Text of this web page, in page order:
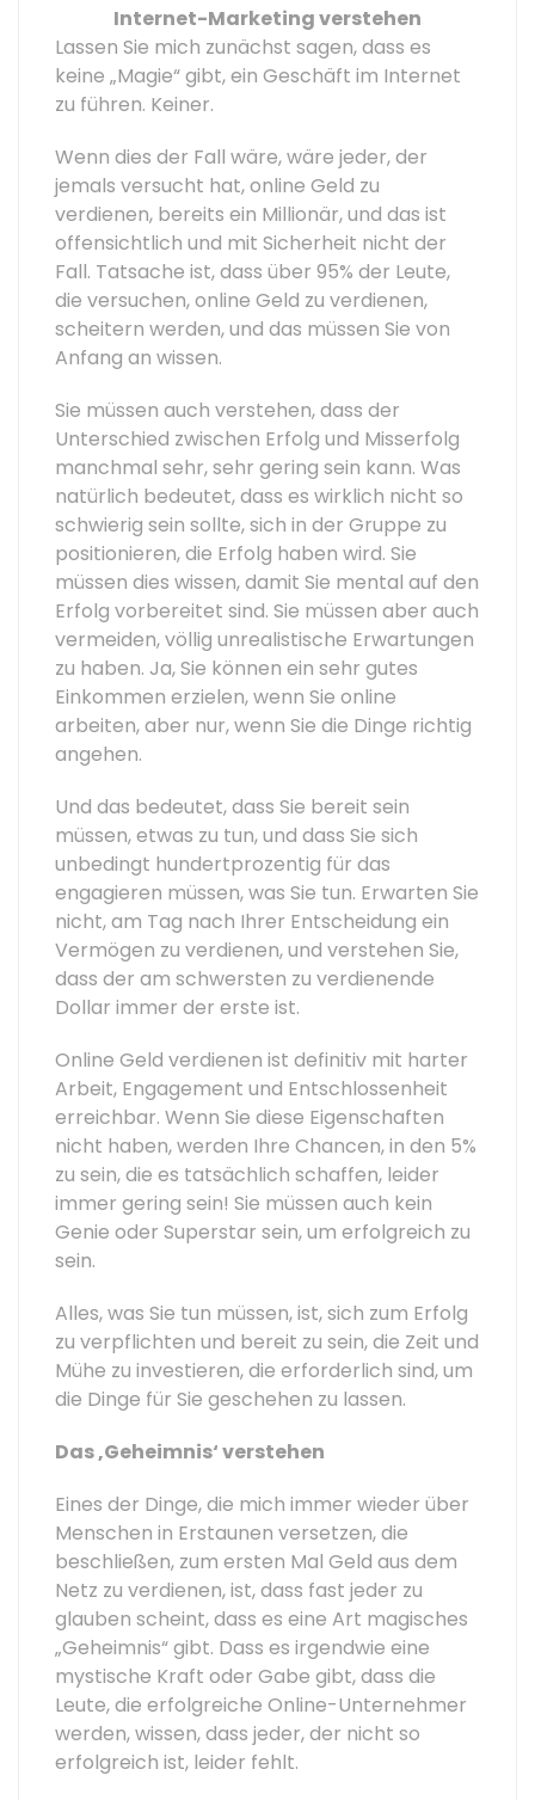
Internet-Marketing verstehen
Lassen Sie mich zunächst sagen, dass es
keine „Magie“ gibt, ein Geschäft im Internet
zu führen. Keiner.
Wenn dies der Fall wäre, wäre jeder, der
jemals versucht hat, online Geld zu
verdienen, bereits ein Millionär, und das ist
offensichtlich und mit Sicherheit nicht der
Fall. Tatsache ist, dass über 95% der Leute,
die versuchen, online Geld zu verdienen,
scheitern werden, und das müssen Sie von
Anfang an wissen.
Sie müssen auch verstehen, dass der
Unterschied zwischen Erfolg und Misserfolg
manchmal sehr, sehr gering sein kann. Was
natürlich bedeutet, dass es wirklich nicht so
schwierig sein sollte, sich in der Gruppe zu
positionieren, die Erfolg haben wird. Sie
müssen dies wissen, damit Sie mental auf den
Erfolg vorbereitet sind. Sie müssen aber auch
vermeiden, völlig unrealistische Erwartungen
zu haben. Ja, Sie können ein sehr gutes
Einkommen erzielen, wenn Sie online
arbeiten, aber nur, wenn Sie die Dinge richtig
angehen.
Und das bedeutet, dass Sie bereit sein
müssen, etwas zu tun, und dass Sie sich
unbedingt hundertprozentig für das
engagieren müssen, was Sie tun. Erwarten Sie
nicht, am Tag nach Ihrer Entscheidung ein
Vermögen zu verdienen, und verstehen Sie,
dass der am schwersten zu verdienende
Dollar immer der erste ist.
Online Geld verdienen ist definitiv mit harter
Arbeit, Engagement und Entschlossenheit
erreichbar. Wenn Sie diese Eigenschaften
nicht haben, werden Ihre Chancen, in den 5%
zu sein, die es tatsächlich schaffen, leider
immer gering sein! Sie müssen auch kein
Genie oder Superstar sein, um erfolgreich zu
sein.
Alles, was Sie tun müssen, ist, sich zum Erfolg
zu verpflichten und bereit zu sein, die Zeit und
Mühe zu investieren, die erforderlich sind, um
die Dinge für Sie geschehen zu lassen.
Das ‚Geheimnis‘ verstehen
Eines der Dinge, die mich immer wieder über
Menschen in Erstaunen versetzen, die
beschließen, zum ersten Mal Geld aus dem
Netz zu verdienen, ist, dass fast jeder zu
glauben scheint, dass es eine Art magisches
„Geheimnis“ gibt. Dass es irgendwie eine
mystische Kraft oder Gabe gibt, dass die
Leute, die erfolgreiche Online-Unternehmer
werden, wissen, dass jeder, der nicht so
erfolgreich ist, leider fehlt.